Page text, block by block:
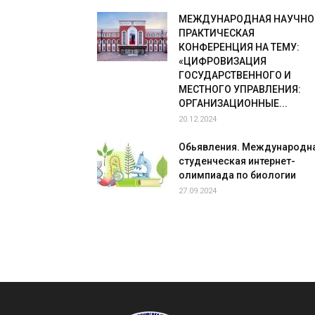
МЕЖДУНАРОДНАЯ
ПРАКТИЧЕСКАЯ
КОНФЕРЕНЦИЯ НА ТЕМУ:
«ЦИФРОВИЗАЦИЯ
ГОСУДАРСТВЕННОГО И
МЕСТНОГО УПРАВЛЕНИЯ:
ОРГАНИЗАЦИОННЫЕ...
20.12.2024
Обьявления.
студенческая интернет-
олимпиада по биологии
27.09.2024